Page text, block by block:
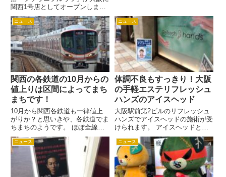
関西1号店としてオープンしま
す！ 東京中目黒、鎌倉に次ぐ第3
店舗目として2019年11月11日に
オープン！ 場所は大阪メトロ四
つ橋線「肥後橋駅」から土佐堀川
沿い徒歩6分。 先輩OL...
の気になる秋メニューをちょこっ
とご紹介しましょう。 マルモキ
ッチン 粟麩とさつまいものあ
ん...
ニュース
関西の各鉄道の10月からの
値上りは区間によってまち
まちです！
10月から関西各鉄道も一律値上
がりか？と思いきや、各鉄道でま
ちまちのようです。 ほぼ全線に
わたって、区間別に据え置きか値
上がりかが決まっており、一概に
は言えない状況です。 値上がり
の場合はおおむね10円の値上が
りといった感じでしょうか。
ニュース
体調不良もすっきり！大阪
の手軽エステリフレッシュ
ハンズのアイスヘッド
大阪駅前第2ビルのリフレッシュ
ハンズでアイスヘッドの施術が受
けられます。 アイスヘッドとは
ぱちぱちはじける炭酸泡で楽しめ
るヘッドスパ。 肩こりや眼精疲
労も解消して爽快リフレッシュ。
今日は仕事がのらないというとき
のOLの強い味方になるかもし...
ニュース ニュース